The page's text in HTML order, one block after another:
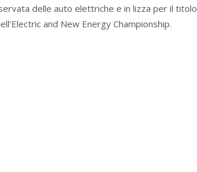
delle auto elettriche e in lizza per il titolo
and New Energy Championship.